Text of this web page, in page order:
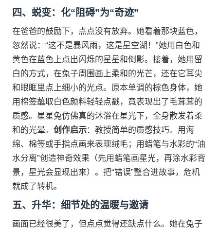
四、蜕变：化“阻碍”为“奇迹”
在爸爸的鼓励下，点点没有放弃。她看着那块蓝色，
忽然说：“这不是暴风雨，这是星空湖！”她用白色和
黄色在蓝色上点出闪烁的星星和倒影。接着，她用留
白的方式，在兔子周围画上柔和的光芒，还在它耳尖
和眼眶里点上细小的光点。原本单调的棕色身体，她
用棉签蘸取白色颜料轻轻点戳，竟表现出了毛茸茸的
质感。星星兔仿佛真的沐浴在星光下，全身散发着柔
和的光晕。 创作启示：教授简单的质感技巧。用海
绵、棉签或手指点画来表现绒毛；用蜡笔与水彩的“油
水分离”创造神奇效果（先用蜡笔画星光，再涂水彩背
景，星光会显现出来）。把“错误”整合进故事，危机
就成了转机。
五、升华：细节处的温暖与邀请
画面已经很美了，但点点觉得还缺点什么。她在兔子